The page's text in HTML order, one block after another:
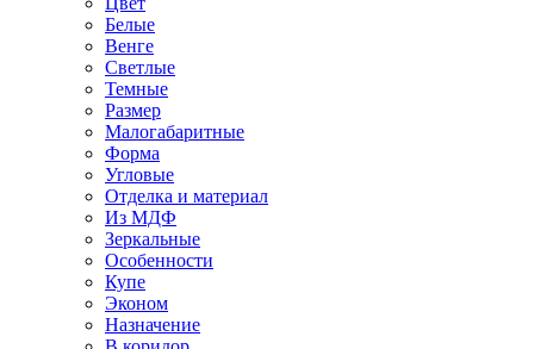
Белые
Венге
Светлые
Темные
Размер
Малогабаритные
Форма
Угловые
Отделка и материал
Из МДФ
Зеркальные
Особенности
Купе
Эконом
Назначение